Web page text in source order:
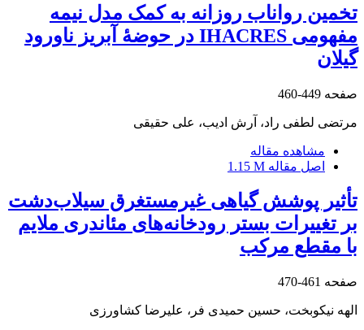
تخمین رواناب روزانه به کمک مدل نیمه
مفهومی IHACRES در حوضۀ آبریز ناورود
گیلان
صفحه 449-460
مرتضی لطفی راد، آرش ادیب، علی حقیقی
مشاهده مقاله
اصل مقاله 1.15 M
تأثیر پوشش گیاهی غیرمستغرق سیلاب‌دشت
بر تغییرات بستر رودخانه‌های مئاندری ملایم
با مقطع مرکب
صفحه 461-470
الهه نیکوبخت، حسین حمیدی فر، علیرضا کشاورزی